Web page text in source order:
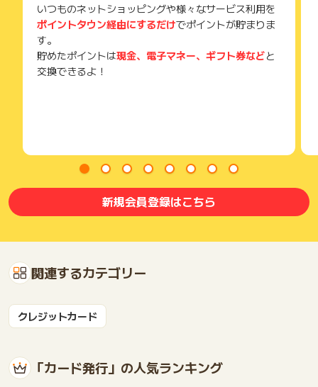
いつものネットショッピングや様々なサービス利用を
ポイントタウン経由にするだけでポイントが貯まりま
す。
貯めたポイントは現金、電子マネー、ギフト券などと
交換できるよ！
新規会員登録はこちら
関連するカテゴリー
クレジットカード
「カード発行」の人気ランキング